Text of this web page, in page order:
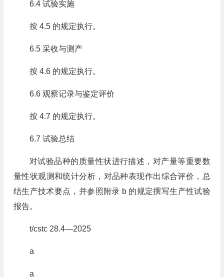
6.4 试验实施
按 4.5 的规定执行。
6.5 采收与测产
按 4.6 的规定执行。
6.6 观察记录与鉴定评价
按 4.7 的规定执行。
6.7 试验总结
对试验品种的质量性状进行描述，对产量等重要数
量性状观测和统计分析，对品种表现作出综合评价，总
结生产技术要点，并参照附录 b 的规定撰写生产性试验
报告。
t/cstc 28.4—2025
a
a